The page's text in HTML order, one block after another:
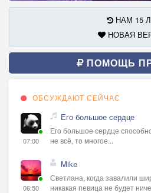
НАМ 15
НОВАЯ
ПОМОЩЬ
ОБСУЖДАЮТ СЕЙЧАС
07:00
Его большое сердце
Его большое сердце
не всё, то многое...
06:50
Mike
Светлана, когда завалили
никакая певица не будет